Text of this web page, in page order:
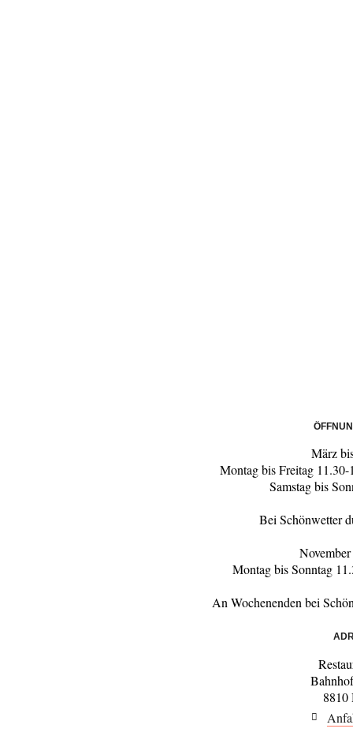
März
Montag bis Freitag
Samstag bis
Bei Schönwetter
Montag bis Sonntag
An Wochenenden bei
8810